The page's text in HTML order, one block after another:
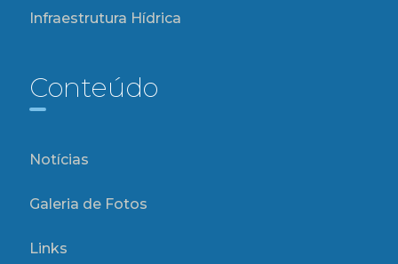
Infraestrutura Hídrica
Conteúdo
Notícias
Galeria de Fotos
Links